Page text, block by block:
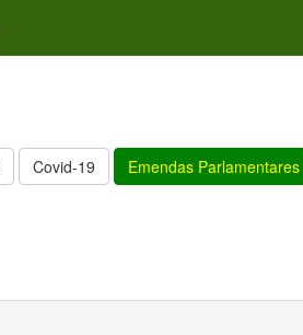
Covid-19 Emendas Parlamentares